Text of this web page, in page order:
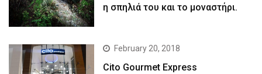
η σπηλιά του και το μοναστήρι.
February 20, 2018
Cito Gourmet Express